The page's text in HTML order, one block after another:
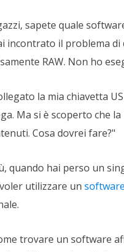
sapete quale
incontrato il problema di
RAW. Non ho
la mia chiavetta
Ma si è scoperto che
Cosa dovrei fare?"
quando hai perso un
utilizzare un
trovare un software